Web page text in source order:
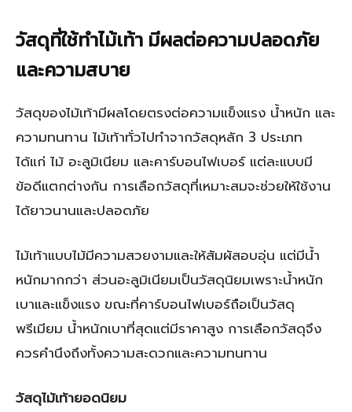
วัสดุที่ใช้ทำไม้เท้า มีผลต่อความปลอดภัย
และความสบาย
วัสดุของไม้เท้ามีผลโดยตรงต่อความแข็งแรง น้ำหนัก และ
ความทนทาน ไม้เท้าทั่วไปทำจากวัสดุหลัก 3 ประเภท
ได้แก่ ไม้ อะลูมิเนียม และคาร์บอนไฟเบอร์ แต่ละแบบมี
ข้อดีแตกต่างกัน การเลือกวัสดุที่เหมาะสมจะช่วยให้ใช้งาน
ได้ยาวนานและปลอดภัย
ไม้เท้าแบบไม้มีความสวยงามและให้สัมผัสอบอุ่น แต่มีน้ำ
หนักมากกว่า ส่วนอะลูมิเนียมเป็นวัสดุนิยมเพราะน้ำหนัก
เบาและแข็งแรง ขณะที่คาร์บอนไฟเบอร์ถือเป็นวัสดุ
พรีเมียม น้ำหนักเบาที่สุดแต่มีราคาสูง การเลือกวัสดุจึง
ควรคำนึงถึงทั้งความสะดวกและความทนทาน
วัสดุไม้เท้ายอดนิยม